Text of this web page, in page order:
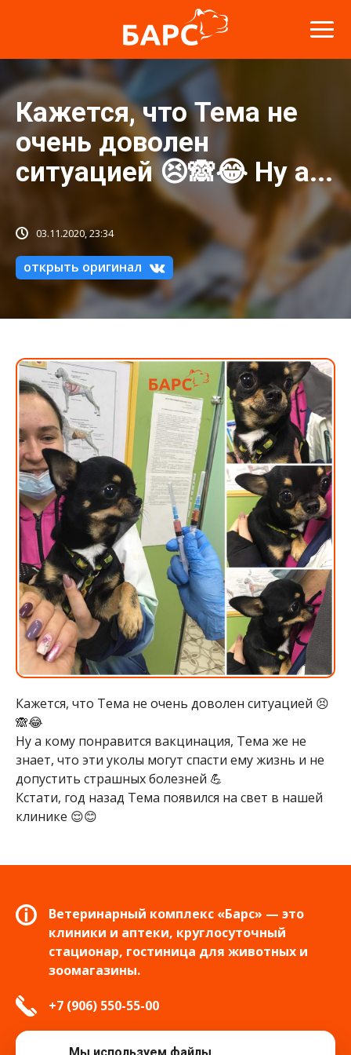
Кажется, что Тема не
очень доволен
ситуацией 😣🙈😂 Ну а...
03.11.2020, 23:34
открыть оригинал
Кажется, что Тема не очень доволен ситуацией 😣
🙈😂
Ну а кому понравится вакцинация, Тема же не
знает, что эти уколы могут спасти ему жизнь и не
допустить страшных болезней 💪
Кстати, год назад Тема появился на свет в нашей
клинике 😌😊
Ветеринарный комплекс «Барс» — это
клиники и аптеки, круглосуточный
стационар, гостиница для животных и
зоомагазины.
+7 (906) 550-55-00
info.tver@bars-vet.ru